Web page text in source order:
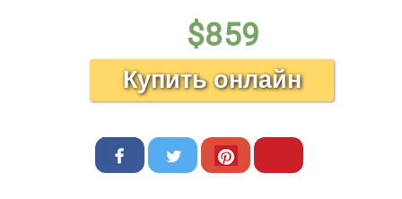
$859
Купить онлайн